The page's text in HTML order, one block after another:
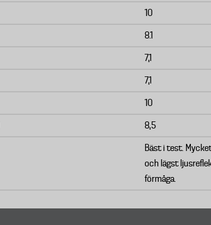
10
8.1
7,1
7,1
10
8,5
Bäst i test.
och lägst
förmåga.